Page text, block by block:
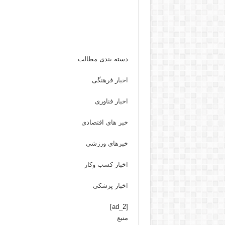
دسته بندی مطالب
اخبار فرهنگی
اخبار فناوری
خبر های اقتصادی
خبرهای ورزشی
اخبار کسب وکار
اخبار پزشکی
[ad_2]
منبع